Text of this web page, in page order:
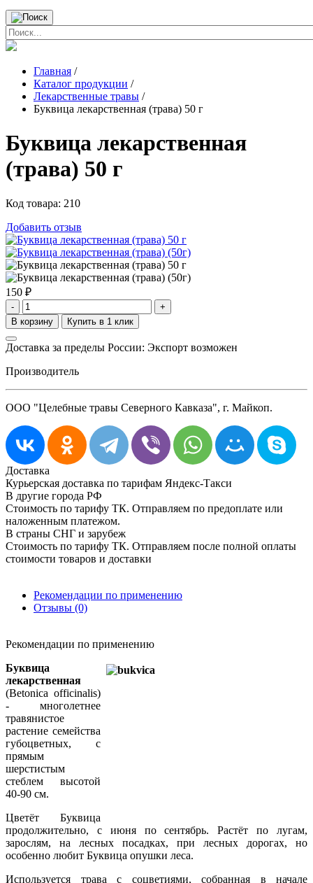
Главная /
Каталог продукции /
Лекарственные травы /
Буквица лекарственная (трава) 50 г
Буквица лекарственная
(трава) 50 г
Код товара: 210
Добавить отзыв
150 ₽
- +
Доставка за пределы России: Экспорт возможен
Производитель
ООО "Целебные травы Северного Кавказа", г. Майкоп.
Доставка
Курьерская доставка по тарифам Яндекс-Такси
В другие города РФ
Стоимость по тарифу ТК. Отправляем по предоплате или
наложенным платежом.
В страны СНГ и зарубеж
Стоимость по тарифу ТК. Отправляем после полной оплаты
стоимости товаров и доставки
Рекомендации по применению
Отзывы (0)
Рекомендации по применению
Буквица
лекарственная
(Betonica officinalis)
- многолетнее
травянистое
растение семейства
губоцветных, с
прямым
шерстистым
стеблем высотой
40-90 см.
Цветёт Буквица
продолжительно, с июня по сентябрь. Растёт по лугам,
зарослям, на лесных посадках, при лесных дорогах, но
особенно любит Буквица опушки леса.
Используется трава с соцветиями, собранная в начале